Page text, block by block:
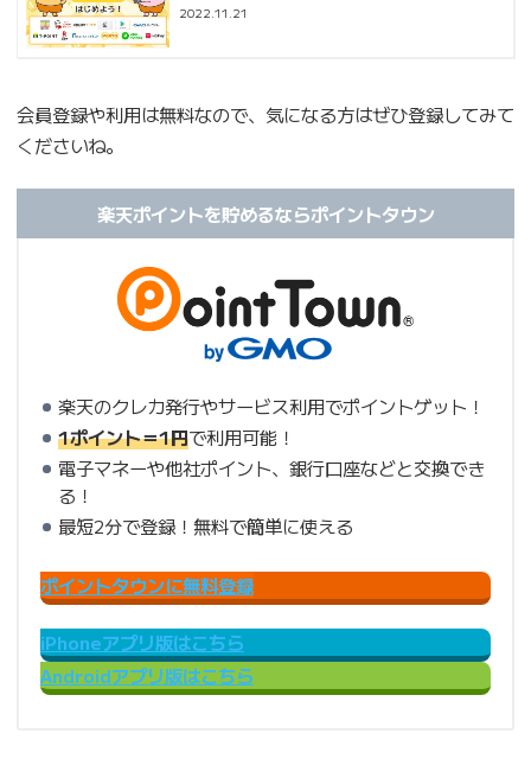
2022.11.21
会員登録や利用は無料なので、気になる方はぜひ登録してみて
くださいね。
楽天ポイントを貯めるならポイントタウン
楽天のクレカ発行やサービス利用でポイントゲット！
1ポイント＝1円で利用可能！
電子マネーや他社ポイント、銀行口座などと交換でき
る！
最短2分で登録！無料で簡単に使える
ポイントタウンに無料登録
iPhoneアプリ版はこちら
Androidアプリ版はこちら